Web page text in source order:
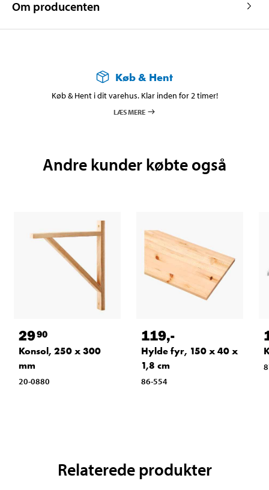
Om producenten
Køb & Hent
Køb & Hent i dit varehus. Klar inden for 2 timer!
LÆS MERE
Andre kunder købte også
2990
Konsol, 250 x 300
mm
20-0880
119,-
Hylde fyr, 150 x 40 x
1,8 cm
86-554
Relaterede produkter